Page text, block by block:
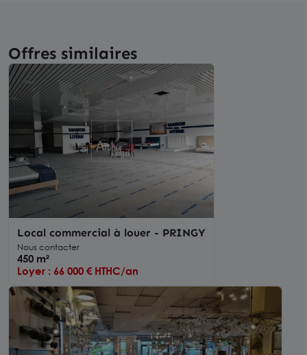
Offres similaires
Local commercial à louer - PRINGY
Nous contacter
450 m²
Loyer : 66 000 € HTHC/an